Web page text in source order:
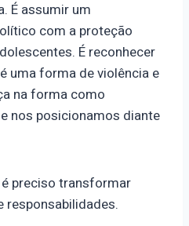
É assumir um
com a proteção
É reconhecer
uma forma de violência e
na forma como
nos posicionamos diante
preciso transformar
responsabilidades.